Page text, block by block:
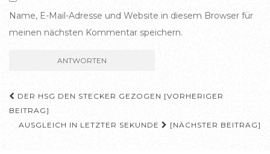
Name, E-Mail-Adresse und Website in diesem Browser für
meinen nächsten Kommentar speichern.
Beitragsnavigation
DER HSG DEN STECKER GEZOGEN [VORHERIGER
BEITRAG]
AUSGLEICH IN LETZTER SEKUNDE
[NÄCHSTER BEITRAG]